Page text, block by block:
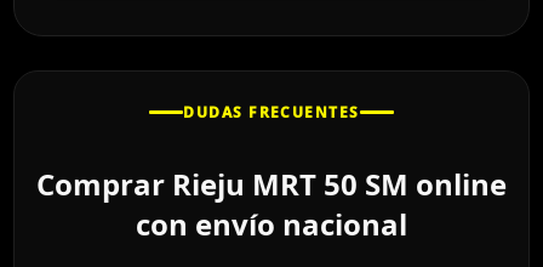
DUDAS FRECUENTES
Comprar Rieju MRT 50 SM online
con envío nacional